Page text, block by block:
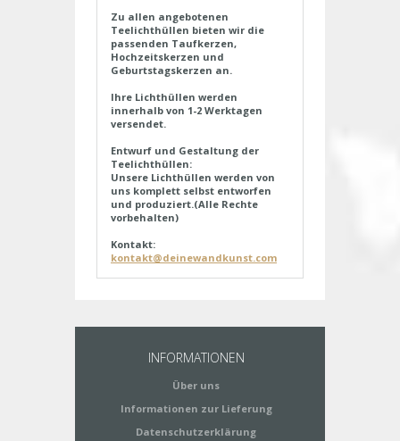
Zu allen angebotenen
Teelichthüllen bieten wir die
passenden Taufkerzen,
Hochzeitskerzen und
Geburtstagskerzen an.
Ihre Lichthüllen werden
innerhalb von 1-2 Werktagen
versendet.
Entwurf und Gestaltung der
Teelichthüllen:
Unsere Lichthüllen werden von
uns komplett selbst entworfen
und produziert.(Alle Rechte
vorbehalten)
Kontakt:
kontakt@deinewandkunst.com
INFORMATIONEN
Über uns
Informationen zur Lieferung
Datenschutzerklärung